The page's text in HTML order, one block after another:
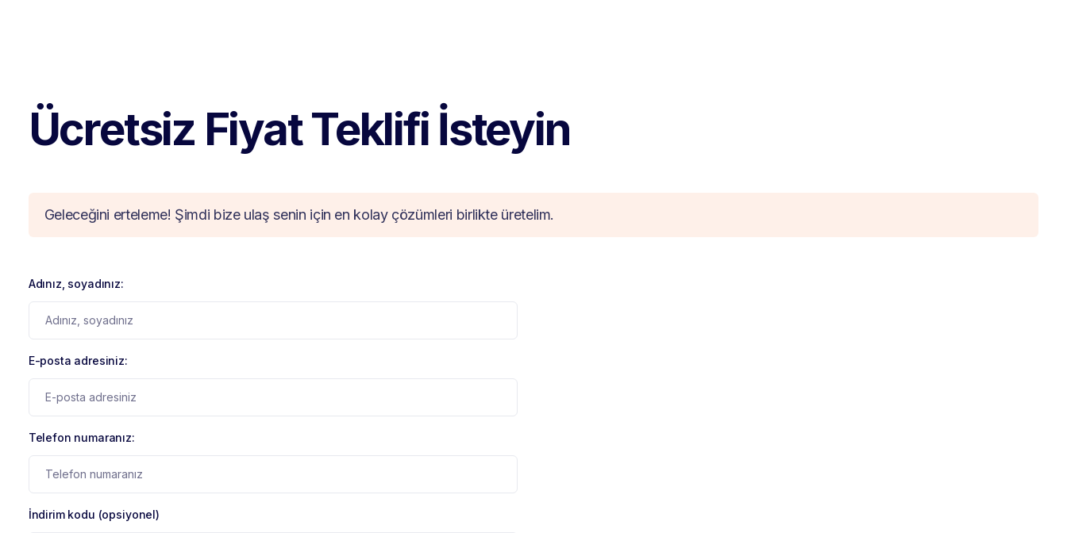
Ücretsiz Fiyat Teklifi İsteyin
Geleceğini erteleme! Şimdi bize ulaş senin için en kolay çözümleri birlikte üretelim.
Adınız, soyadınız:
E-posta adresiniz:
Telefon numaranız:
İndirim kodu (opsiyonel)